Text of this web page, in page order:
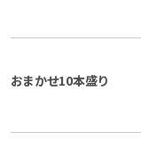
おまかせ10本盛り